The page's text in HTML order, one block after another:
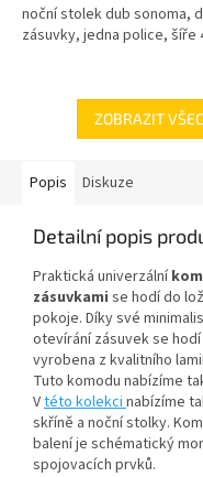
noční stolek dub sonoma,
zásuvky, jedna police, šíře
ZOBRAZIT
Popis Diskuze
Detailní popis
Praktická univerzální
zásuvkami se hodí do
pokoje. Díky své
otevírání zásuvek se
vyrobena z kvalitního
Tuto komodu nabízíme
Vtéto kolekci nabízíme
skříně a noční stolky.
balení je schématický
spojovacích prvků.